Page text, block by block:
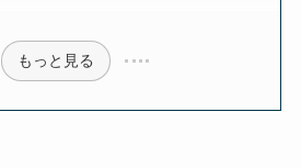
もっと見る